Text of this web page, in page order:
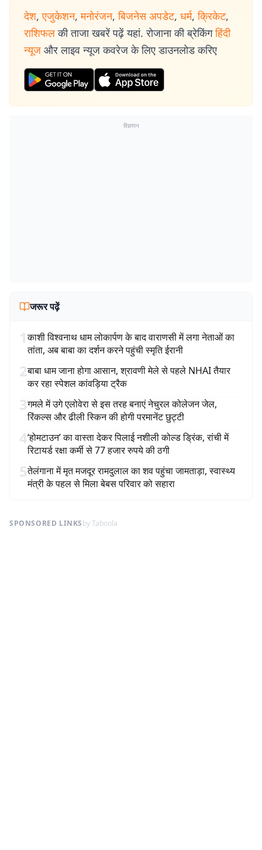
देश, एजुकेशन, मनोरंजन, बिजनेस अपडेट, धर्म, क्रिकेट,
राशिफल की ताजा खबरें पढ़ें यहां. रोजाना की ब्रेकिंग हिंदी
न्यूज और लाइव न्यूज कवरेज के लिए डाउनलोड करिए
विज्ञापन
जरूर पढ़ें
1काशी विश्वनाथ धाम लोकार्पण के बाद वाराणसी में लगा नेताओं का
तांता, अब बाबा का दर्शन करने पहुंची स्मृति ईरानी
2बाबा धाम जाना होगा आसान, श्रावणी मेले से पहले NHAI तैयार
कर रहा स्पेशल कांवड़िया ट्रैक
3गमले में उगे एलोवेरा से इस तरह बनाएं नेचुरल कोलेजन जेल,
रिंकल्स और ढीली स्किन की होगी परमानेंट छुट्टी
4‘होमटाउन’ का वास्ता देकर पिलाई नशीली कोल्ड ड्रिंक, रांची में
रिटायर्ड रक्षा कर्मी से 77 हजार रुपये की ठगी
5तेलंगाना में मृत मजदूर रामदुलाल का शव पहुंचा जामताड़ा, स्वास्थ्य
मंत्री के पहल से मिला बेबस परिवार को सहारा
SPONSORED LINKSby Taboola